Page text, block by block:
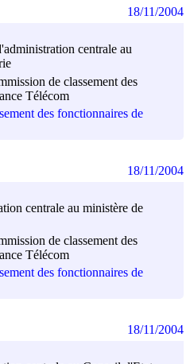
centrale au
de classement des
Télécom
des fonctionnaires de
18/11/2004
centrale au ministère de
de classement des
Télécom
des fonctionnaires de
18/11/2004
18/11/2004